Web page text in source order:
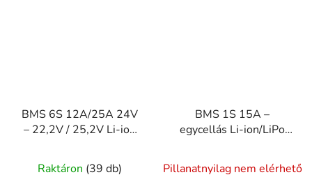
BMS 6S 12A/25A 24V
– 22,2V / 25,2V Li-ion
Raktáron (39 db)
BMS 1S 15A –
egycellás Li-ion/LiPo
Pillanatnyilag nem elérhető